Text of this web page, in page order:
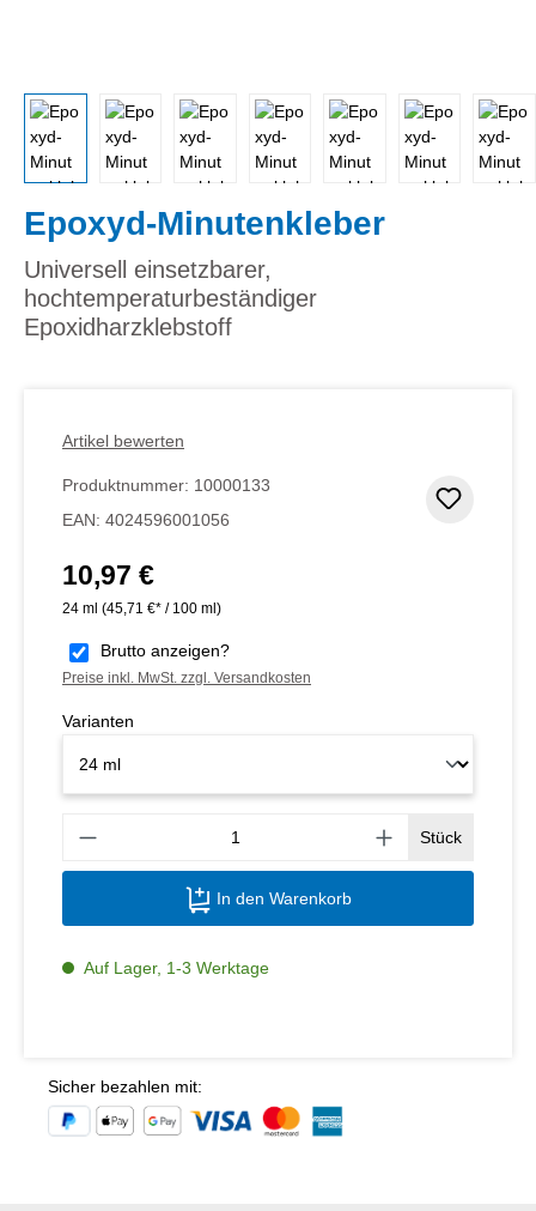
Epoxyd-Minutenkleber
Universell einsetzbarer,
hochtemperaturbeständiger
Epoxidharzklebstoff
Artikel bewerten
Produktnummer: 10000133
EAN: 4024596001056
Regulärer Preis:
10,97 €
24 ml (45,71 €* / 100 ml)
Brutto anzeigen?
Preise inkl. MwSt. zzgl. Versandkosten
Varianten
Stück
In den Warenkorb
Auf Lager, 1-3 Werktage
Sicher bezahlen mit: